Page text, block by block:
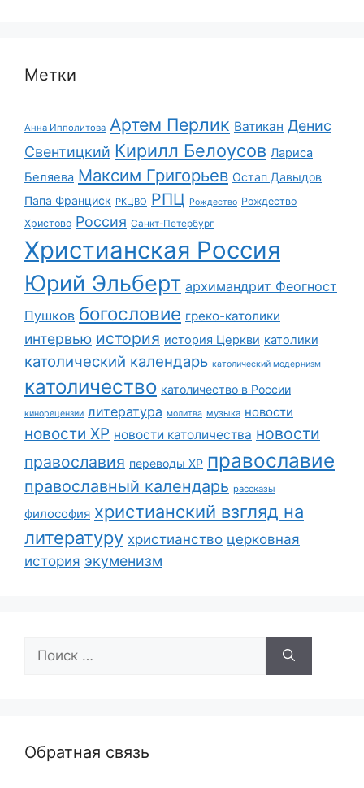
Метки
Анна Ипполитова Артем Перлик Ватикан Денис
Свентицкий Кирилл Белоусов Лариса
Беляева Максим Григорьев Остап Давыдов
Папа Франциск РКЦВО РПЦ Рождество Рождество
Христово Россия Санкт-Петербург
Христианская Россия
Юрий Эльберт архимандрит Феогност
Пушков богословие греко-католики
интервью история история Церкви католики
католический календарь католический модернизм
католичество католичество в России
кинорецензии литература молитва музыка новости
новости ХР новости католичества новости
православия переводы ХР православие
православный календарь рассказы
философия христианский взгляд на
литературу христианство церковная
история экуменизм
Обратная связь